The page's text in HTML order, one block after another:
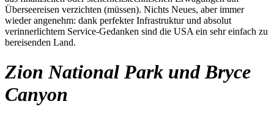
Überseereisen verzichten (müssen). Nichts Neues, aber immer
wieder angenehm: dank perfekter Infrastruktur und absolut
verinnerlichtem Service-Gedanken sind die USA ein sehr einfach zu
bereisenden Land.
Zion National Park und Bryce
Canyon